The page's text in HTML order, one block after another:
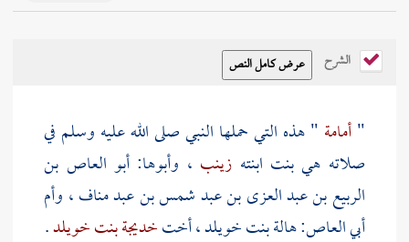
الشرح
"أمامة " هذه التي حملها النبي صلى الله عليه وسلم في
صلاته هي بنت ابنته زينب ، وأبوها: أبو العاص بن
الربيع بن عبد العزى بن عبد شمس بن عبد مناف، وأم
أبي العاص: هالة بنت خويلد، أختخديجة بنت خويلد.